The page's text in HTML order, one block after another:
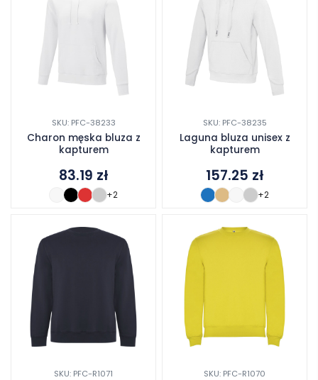
SKU: PFC-38233
Charon męska bluza z
kapturem
83.19 zł
+2
SKU: PFC-38235
Laguna bluza unisex z
kapturem
157.25 zł
+2
SKU: PFC-R1071 SKU: PFC-R1070